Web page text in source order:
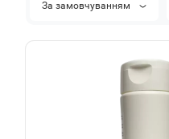
За замовчуванням